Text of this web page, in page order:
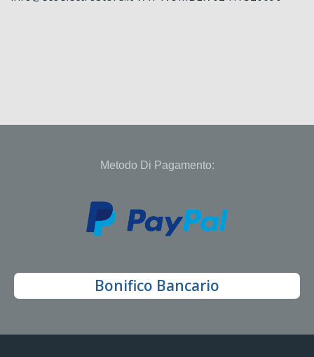
Metodo Di Pagamento:
Bonifico Bancario